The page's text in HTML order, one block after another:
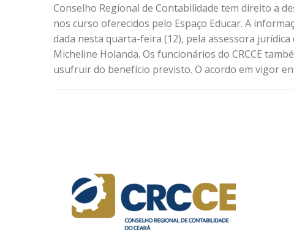
Conselho Regional de Contabilidade tem direito a
nos curso oferecidos pelo Espaço Educar. A
dada nesta quarta-feira (12), pela assessora jurídica
Micheline Holanda. Os funcionários do CRCCE
usufruir do benefício previsto. O acordo em vigor